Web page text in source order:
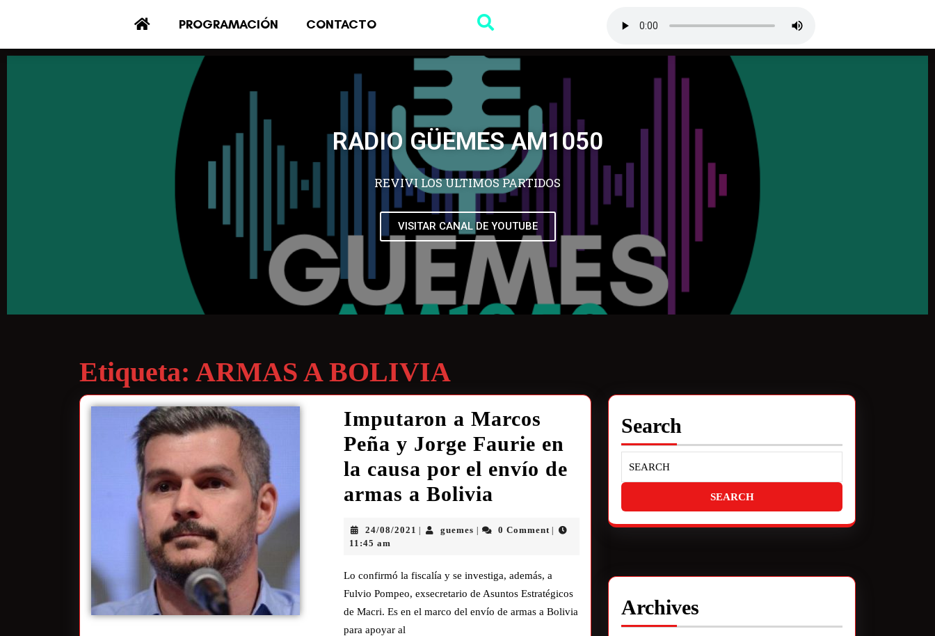
PROGRAMACIÓN CONTACTO
RADIO GÜEMES AM1050
REVIVI LOS ULTIMOS PARTIDOS
VISITAR CANAL DE YOUTUBE
Etiqueta: ARMAS A BOLIVIA
Imputaron a Marcos
Peña y Jorge Faurie en
la causa por el envío de
armas a Bolivia
24/08/2021 guemes 0 Comment
11:45 am
Lo confirmó la fiscalía y se investiga, además, a
Fulvio Pompeo, exsecretario de Asuntos Estratégicos
de Macri. Es en el marco del envío de armas a Bolivia
para apoyar al
Search
Archives